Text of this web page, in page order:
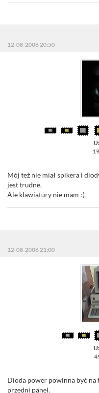
12-08-2006 20:50
Mój też nie miał spikera i
jest trudne.
Ale klawiatury nie mam :(.
12-08-2006 21:00
Dioda power powinna być na
przedni panel.